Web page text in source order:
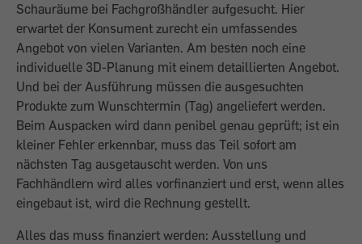
Schauräume bei Fachgroßhändler aufgesucht. Hier
erwartet der Konsument zurecht ein umfassendes
Angebot von vielen Varianten. Am besten noch eine
individuelle 3D-Planung mit einem detaillierten Angebot.
Und bei der Ausführung müssen die ausgesuchten
Produkte zum Wunschtermin (Tag) angeliefert werden.
Beim Auspacken wird dann penibel genau geprüft; ist ein
kleiner Fehler erkennbar, muss das Teil sofort am
nächsten Tag ausgetauscht werden. Von uns
Fachhändlern wird alles vorfinanziert und erst, wenn alles
eingebaut ist, wird die Rechnung gestellt.
Alles das muss finanziert werden: Ausstellung und